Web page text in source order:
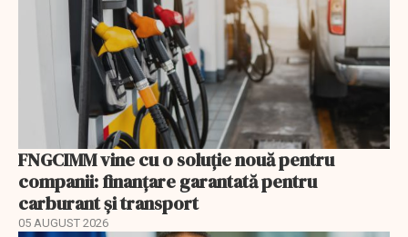
FNGCIMM vine cu o soluție nouă pentru
companii: finanțare garantată pentru
carburant și transport
05 AUGUST 2026